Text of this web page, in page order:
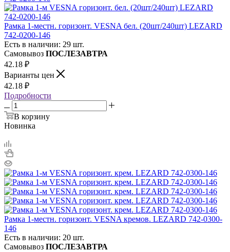
Рамка 1-местн. горизонт. VESNA бел. (20шт/240шт) LEZARD
742-0200-146
Есть в наличии: 29 шт.
Самовывоз ПОСЛЕЗАВТРА
42.18 ₽
Варианты цен
42.18 ₽
Подробности
В корзину
Новинка
Рамка 1-местн. горизонт. VESNA кремов. LEZARD 742-0300-
146
Есть в наличии: 20 шт.
Самовывоз ПОСЛЕЗАВТРА